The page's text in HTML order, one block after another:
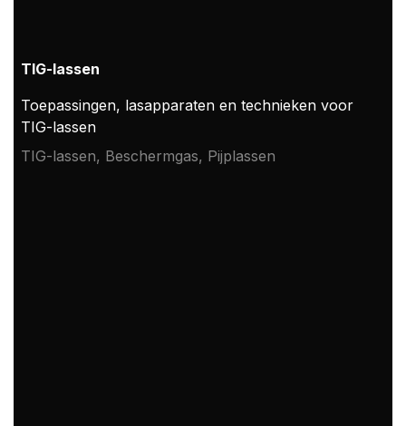
TIG-lassen
Toepassingen, lasapparaten en technieken voor
TIG-lassen
TIG-lassen, Beschermgas, Pijplassen